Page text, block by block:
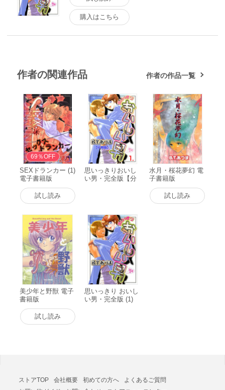
購入はこちら
作者の関連作品 作者の作品一覧
69％OFF
SEXドランカー (1)
電子書籍版
試し読み
思いっきりおいし
い男・完全版【分
水月・桜花夢幻 電
子書籍版
試し読み
美少年と野獣 電子
書籍版
試し読み
思いっきり おいし
い男・完全版 (1)
ストアTOP 会社概要 初めての方へ
よくあるご質問